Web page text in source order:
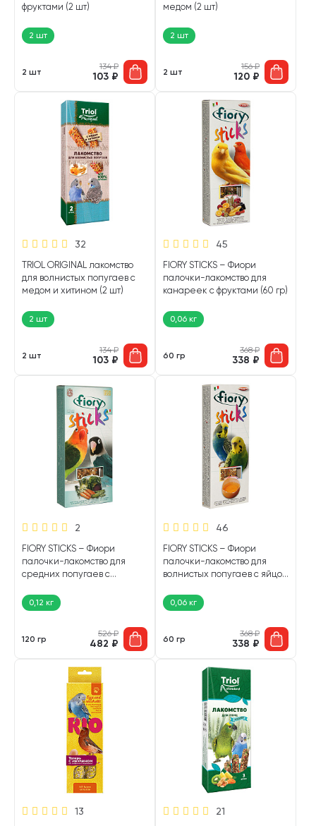
фруктами (2 шт)
2 шт
2 шт
134₽
103 ₽
медом (2 шт)
2 шт
2 шт
156₽
120 ₽
32
TRIOL ORIGINAL лакомство
для волнистых попугаев с
медом и хитином (2 шт)
2 шт
2 шт
134₽
103 ₽
45
FIORY STICKS – Фиори
палочки-лакомство для
канареек с фруктами (60 гр)
0,06 кг
60 гр
368₽
338 ₽
2
FIORY STICKS – Фиори
палочки-лакомство для
средних попугаев с
0,12 кг
120 гр
526₽
482 ₽
46
FIORY STICKS – Фиори
палочки-лакомство для
волнистых попугаев с яйцом
0,06 кг
60 гр
368₽
338 ₽
13 21